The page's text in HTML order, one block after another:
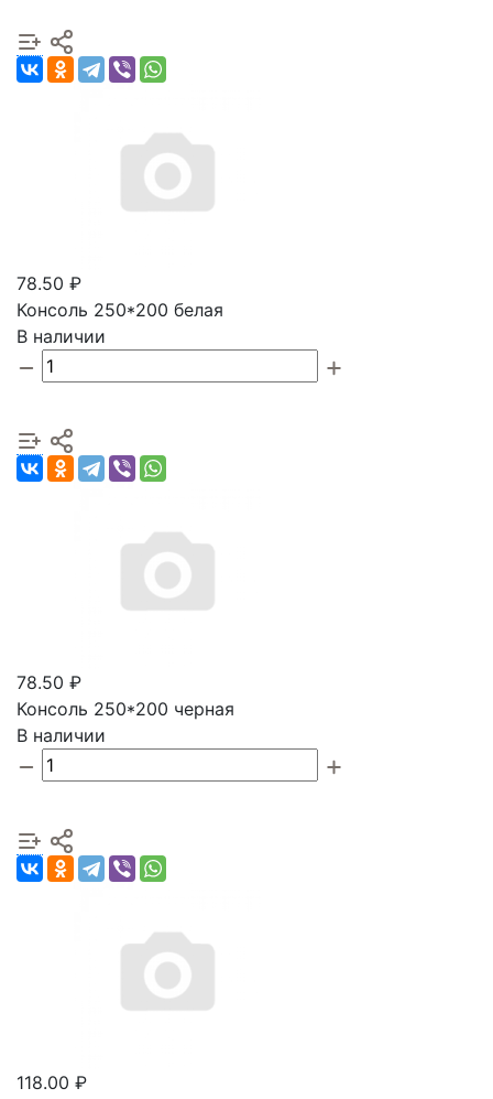
78.50 ₽
Консоль 250*200 белая
В наличии
78.50 ₽
Консоль 250*200 черная
В наличии
118.00 ₽